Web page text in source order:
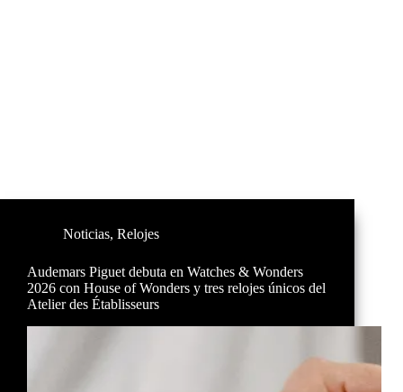
Noticias, Relojes
Audemars Piguet debuta en Watches & Wonders
2026 con House of Wonders y tres relojes únicos del
Atelier des Établisseurs